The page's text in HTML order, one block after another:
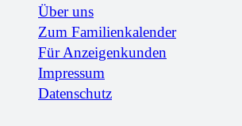
Über uns
Zum Familienkalender
Für Anzeigenkunden
Impressum
Datenschutz